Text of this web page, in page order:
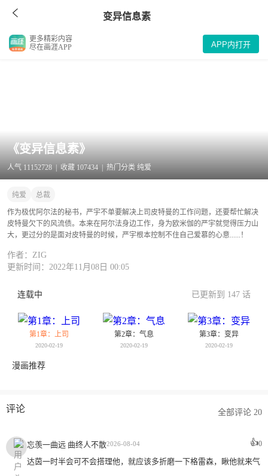
变异信息素
更多精彩内容
尽在画涯APP
APP内打开
《变异信息素》
人气 11152728 | 收藏 107434 | 热门分类 纯爱
纯爱 总裁
作为极优阿尔法的秘书，严宇不单要解决上司皮特曼的工作问题，还要帮忙解决
皮特曼欠下的风流债。本来在阿尔法身边工作，身为欧米伽的严宇就觉得压力山
大，更过分的是面对皮特曼的时候，严宇根本控制不住自己爱慕的心意......！
作者：ZIG
更新时间：2022年11月08日 00:05
连载中 已更新到 147 话
第1章：上司
2020-02-19
第2章：气息
2020-02-19
第3章：变异
2020-02-19
漫画推荐
评论 全部评论 20
忘羡一曲远 曲终人不散2026-08-04 👍0
达茵一时半会可不会搭理他，就应该多折磨一下格雷森，瞅他就来气